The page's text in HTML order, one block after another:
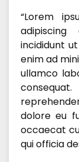
“Lorem
incididunt
enim ad
ullamco
dolore eu
occaecat
qui officia